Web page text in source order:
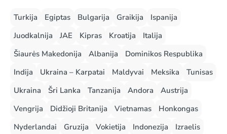
Turkija Egiptas Bulgarija Graikija
Ispanija
Juodkalnija
JAE Kipras Kroatija
Italija
Šiaurės Makedonija
Albanija
Dominikos Respublika
Indija
Ukraina – Karpatai Maldyvai Meksika
Tunisas
Ukraina
Šri Lanka Tanzanija Andora
Austrija
Vengrija
Didžioji Britanija Vietnamas
Honkongas
Nyderlandai
Gruzija Vokietija Indonezija Izraelis